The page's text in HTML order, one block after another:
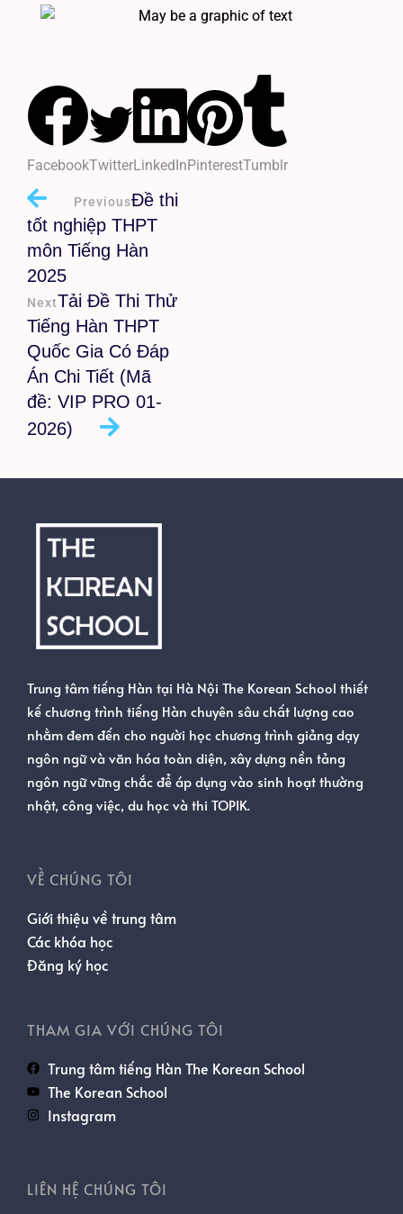
FacebookTwitterLinkedInPinterestTumblr
PreviousĐề thi
tốt nghiệp THPT
môn Tiếng Hàn
2025
NextTải Đề Thi Thử
Tiếng Hàn THPT
Quốc Gia Có Đáp
Án Chi Tiết (Mã
đề: VIP PRO 01-
2026)
Trung tâm tiếng Hàn tại Hà Nội The Korean School thiết
kế chương trình tiếng Hàn chuyên sâu chất lượng cao
nhằm đem đến cho người học chương trình giảng dạy
ngôn ngữ và văn hóa toàn diện, xây dựng nền tảng
ngôn ngữ vững chắc để áp dụng vào sinh hoạt thường
nhật, công việc, du học và thi TOPIK.
VỀ CHÚNG TÔI
Giới thiệu về trung tâm
Các khóa học
Đăng ký học
THAM GIA VỚI CHÚNG TÔI
Trung tâm tiếng Hàn The Korean School
The Korean School
Instagram
LIÊN HỆ CHÚNG TÔI